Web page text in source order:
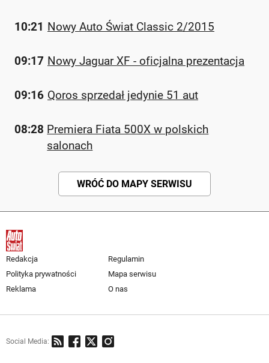
10:21 Nowy Auto Świat Classic 2/2015
09:17 Nowy Jaguar XF - oficjalna prezentacja
09:16 Qoros sprzedał jedynie 51 aut
08:28 Premiera Fiata 500X w polskich
salonach
WRÓĆ DO MAPY SERWISU
Redakcja
Regulamin
Polityka prywatności
Mapa serwisu
Reklama
O nas
Social Media: